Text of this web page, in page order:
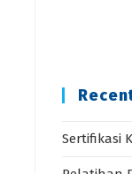
Sertifikasi